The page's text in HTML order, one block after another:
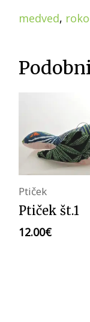
medved,
Ptiček
Ptiček št.1
12.00€